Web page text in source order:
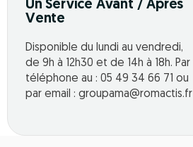
Un Service Avant / Après
Vente
Disponible du lundi au vendredi,
de 9h à 12h30 et de 14h à 18h. Par
téléphone au : 05 49 34 66 71 ou
par email : groupama@romactis.fr